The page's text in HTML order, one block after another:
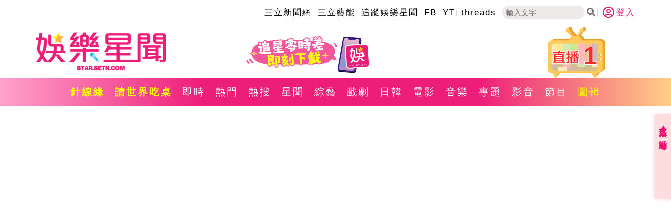
三立新聞網 三立藝能 追蹤娛樂星聞 FB YT threads 登入
1
針線緣 請世界吃桌 即時 熱門 熱搜 星聞 綜藝 戲劇 日韓 電影 音樂 專題 影音 節目 圖輯
直播✦活動